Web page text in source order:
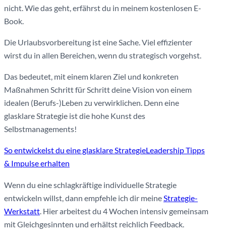
nicht. Wie das geht, erfährst du in meinem kostenlosen E-
Book.
Die Urlaubsvorbereitung ist eine Sache. Viel effizienter
wirst du in allen Bereichen, wenn du strategisch vorgehst.
Das bedeutet, mit einem klaren Ziel und konkreten
Maßnahmen Schritt für Schritt deine Vision von einem
idealen (Berufs-)Leben zu verwirklichen. Denn eine
glasklare Strategie ist die hohe Kunst des
Selbstmanagements!
So entwickelst du eine glasklare StrategieLeadership Tipps
& Impulse erhalten
Wenn du eine schlagkräftige individuelle Strategie
entwickeln willst, dann empfehle ich dir meine Strategie-
Werkstatt . Hier arbeitest du 4 Wochen intensiv gemeinsam
mit Gleichgesinnten und erhältst reichlich Feedback.